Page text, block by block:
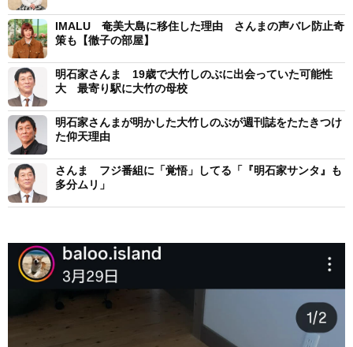
IMALU 奄美大島に移住した理由 さんまの声バレ防止奇
策も【徹子の部屋】
明石家さんま 19歳で大竹しのぶに出会っていた可能性
大 最寄り駅に大竹の母校
明石家さんまが明かした大竹しのぶが週刊誌をたたきつけ
た仰天理由
さんま フジ番組に「覚悟」してる「『明石家サンタ』も
多分ムリ」